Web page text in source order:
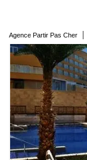
Agence Partir Pas Cher |